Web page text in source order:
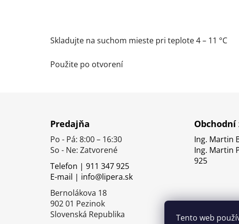
Tento web
Skladujte na suchom mieste pri teplote 4 – 11 °C
Použite po otvorení
Predajňa
Po - Pá: 8:00 – 16:30
So - Ne: Zatvorené
Telefon | 911 347 925
E-mail | info@lipera.sk
Bernolákova 18
902 01 Pezinok
Slovenská Republika
Ing. Martin
Ing. Martin
925